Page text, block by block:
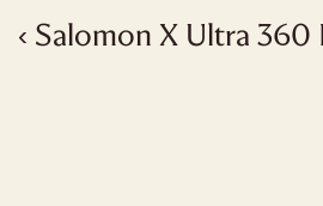
‹ Salomon X Ultra 360